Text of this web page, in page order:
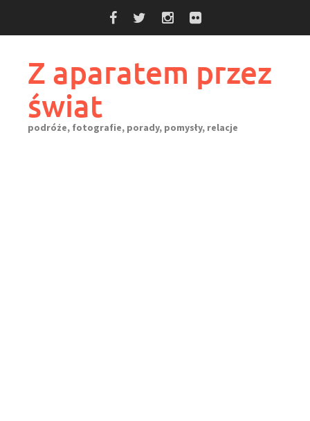
Z aparatem przez
świat
podróże, fotografie, porady, pomysły, relacje